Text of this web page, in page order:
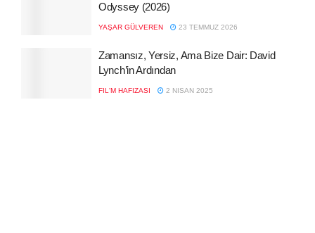
Odyssey (2026)
YAŞAR GÜLVEREN 23 TEMMUZ 2026
Zamansız, Yersiz, Ama Bize Dair: David
Lynch’in Ardından
FIL'M HAFIZASI 2 NISAN 2025